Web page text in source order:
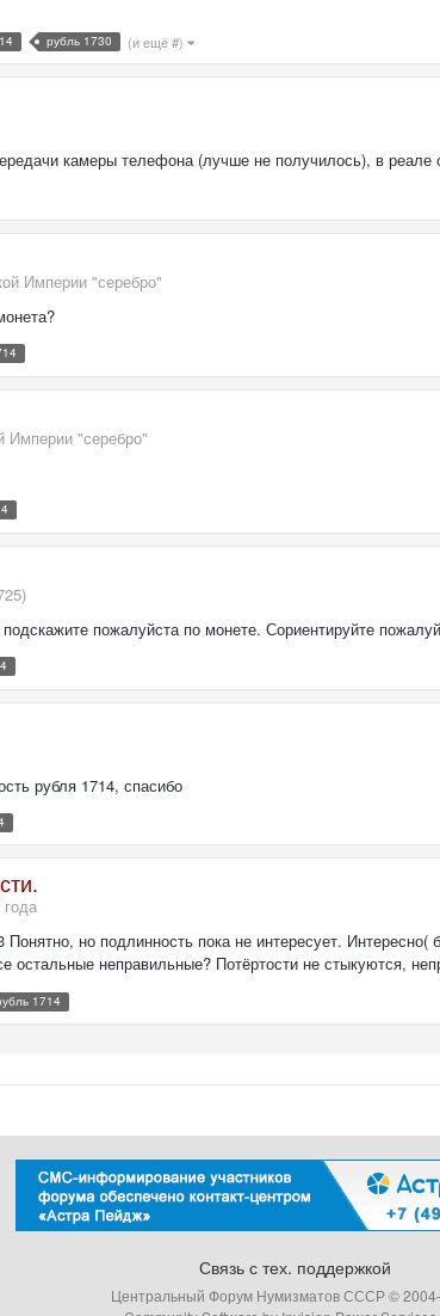
рубль 1730 (и ещё #)
камеры телефона (лучше не получилось), в реале
Империи "серебро"
Империи "серебро"
пожалуйста по монете. Сориентируйте
рубля 1714, спасибо
но подлинность пока не интересует.
остальные неправильные? Потёртости не стыкуются,
1714
Связь с тех. поддержкой
Центральный Форум Нумизматов СССР ©